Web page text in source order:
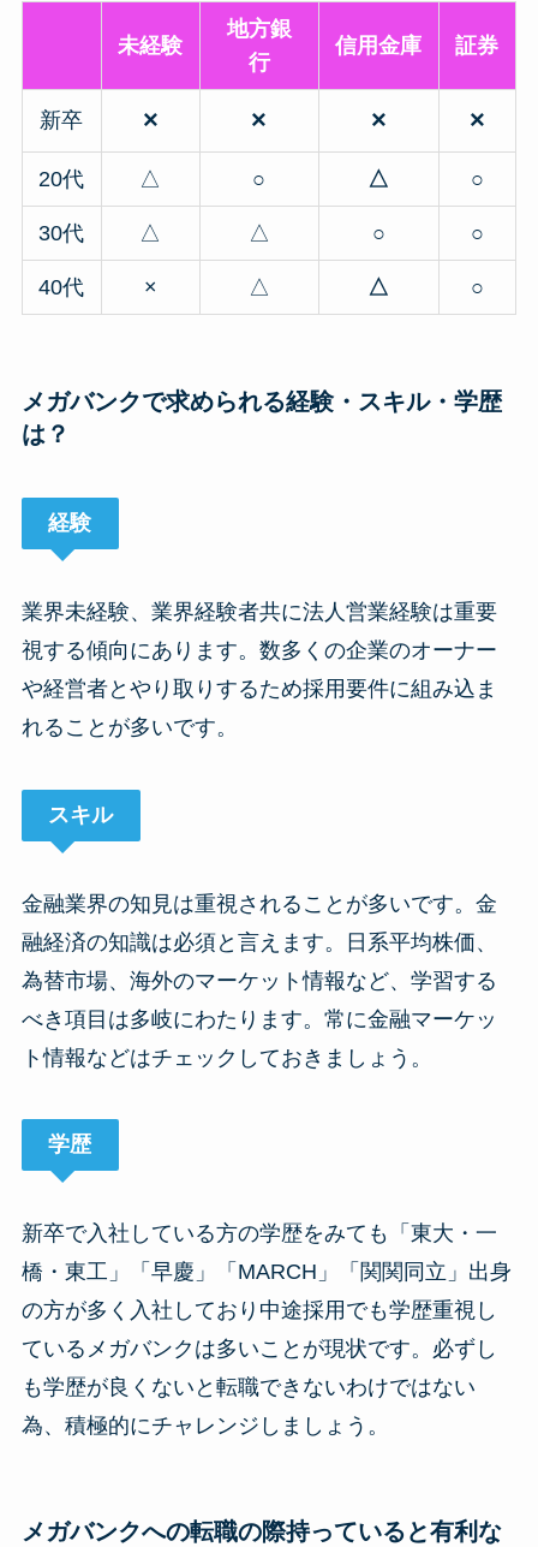
未経験
地方銀
行
信用金庫 証券
新卒 × × × ×
20代 △ ○ △ ○
30代 △ △ ○ ○
40代 × △ △ ○
メガバンクで求められる経験・スキル・学歴
は？
経験
業界未経験、業界経験者共に法人営業経験は重要
視する傾向にあります。数多くの企業のオーナー
や経営者とやり取りするため採用要件に組み込ま
れることが多いです。
スキル
金融業界の知見は重視されることが多いです。金
融経済の知識は必須と言えます。日系平均株価、
為替市場、海外のマーケット情報など、学習する
べき項目は多岐にわたります。常に金融マーケッ
ト情報などはチェックしておきましょう。
学歴
新卒で入社している方の学歴をみても「東大・一
橋・東工」「早慶」「MARCH」「関関同立」出身
の方が多く入社しており中途採用でも学歴重視し
ているメガバンクは多いことが現状です。必ずし
も学歴が良くないと転職できないわけではない
為、積極的にチャレンジしましょう。
メガバンクへの転職の際持っていると有利な